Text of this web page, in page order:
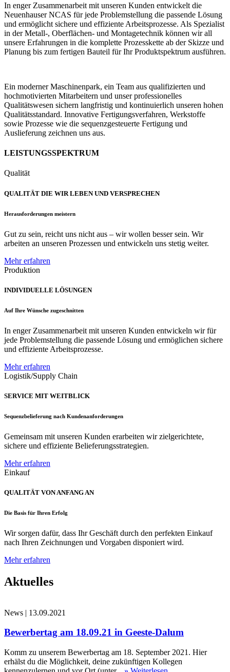
In enger Zusammenarbeit mit unseren Kunden entwickelt die
Neuenhauser NCAS für jede Problemstellung die passende Lösung
und ermöglicht sichere und effiziente Arbeitsprozesse. Als Spezialist
in der Metall-, Oberflächen- und Montagetechnik können wir all
unsere Erfahrungen in die komplette Prozesskette ab der Skizze und
Planung bis zum fertigen Bauteil für Ihr Produktspektrum ausführen.
Ein moderner Maschinenpark, ein Team aus qualifizierten und
hochmotivierten Mitarbeitern und unser professionelles
Qualitätswesen sichern langfristig und kontinuierlich unseren hohen
Qualitätsstandard. Innovative Fertigungsverfahren, Werkstoffe
sowie Prozesse wie die sequenzgesteuerte Fertigung und
Auslieferung zeichnen uns aus.
LEISTUNGSSPEKTRUM
Qualität
QUALITÄT DIE WIR LEBEN UND VERSPRECHEN
Herausforderungen meistern
Gut zu sein, reicht uns nicht aus – wir wollen besser sein. Wir
arbeiten an unseren Prozessen und entwickeln uns stetig weiter.
Mehr erfahren
Produktion
INDIVIDUELLE LÖSUNGEN
Auf Ihre Wünsche zugeschnitten
In enger Zusammenarbeit mit unseren Kunden entwickeln wir für
jede Problemstellung die passende Lösung und ermöglichen sichere
und effiziente Arbeitsprozesse.
Mehr erfahren
Logistik/Supply Chain
SERVICE MIT WEITBLICK
Sequenzbelieferung nach Kundenanforderungen
Gemeinsam mit unseren Kunden erarbeiten wir zielgerichtete,
sichere und effiziente Belieferungsstrategien.
Mehr erfahren
Einkauf
QUALITÄT VON ANFANG AN
Die Basis für Ihren Erfolg
Wir sorgen dafür, dass Ihr Geschäft durch den perfekten Einkauf
nach Ihren Zeichnungen und Vorgaben disponiert wird.
Mehr erfahren
Aktuelles
News | 13.09.2021
Bewerbertag am 18.09.21 in Geeste-Dalum
Komm zu unserem Bewerbertag am 18. September 2021. Hier
erhälst du die Möglichkeit, deine zukünftigen Kollegen